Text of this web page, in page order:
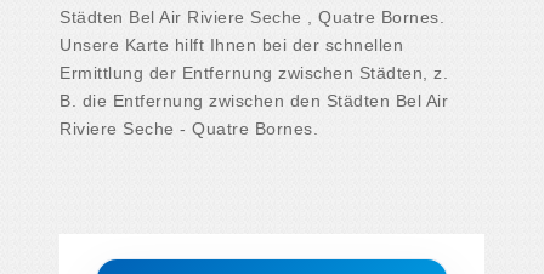
Städten Bel Air Riviere Seche , Quatre Bornes.
Unsere Karte hilft Ihnen bei der schnellen
Ermittlung der Entfernung zwischen Städten, z.
B. die Entfernung zwischen den Städten Bel Air
Riviere Seche - Quatre Bornes.